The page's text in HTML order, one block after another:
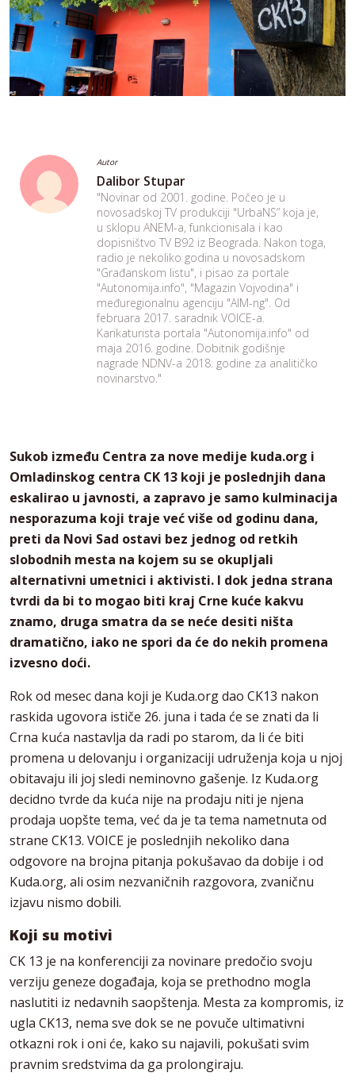
Autor
Dalibor Stupar
"Novinar od 2001. godine. Počeo je u
novosadskoj TV produkciji "UrbaNS” koja je,
u sklopu ANEM-a, funkcionisala i kao
dopisništvo TV B92 iz Beograda. Nakon toga,
radio je nekoliko godina u novosadskom
"Građanskom listu", i pisao za portale
"Autonomija.info", "Magazin Vojvodina" i
međuregionalnu agenciju "AIM-ng". Od
februara 2017. saradnik VOICE-a.
Karikaturista portala "Autonomija.info" od
maja 2016. godine. Dobitnik godišnje
nagrade NDNV-a 2018. godine za analitičko
novinarstvo."
Sukob između Centra za nove medije kuda.org i
Omladinskog centra CK 13 koji je poslednjih dana
eskalirao u javnosti, a zapravo je samo kulminacija
nesporazuma koji traje već više od godinu dana,
preti da Novi Sad ostavi bez jednog od retkih
slobodnih mesta na kojem su se okupljali
alternativni umetnici i aktivisti. I dok jedna strana
tvrdi da bi to mogao biti kraj Crne kuće kakvu
znamo, druga smatra da se neće desiti ništa
dramatično, iako ne spori da će do nekih promena
izvesno doći.
Rok od mesec dana koji je Kuda.org dao CK13 nakon
raskida ugovora ističe 26. juna i tada će se znati da li
Crna kuća nastavlja da radi po starom, da li će biti
promena u delovanju i organizaciji udruženja koja u njoj
obitavaju ili joj sledi neminovno gašenje. Iz Kuda.org
decidno tvrde da kuća nije na prodaju niti je njena
prodaja uopšte tema, već da je ta tema nametnuta od
strane CK13. VOICE je poslednjih nekoliko dana
odgovore na brojna pitanja pokušavao da dobije i od
Kuda.org, ali osim nezvaničnih razgovora, zvaničnu
izjavu nismo dobili.
Koji su motivi
CK 13 je na konferenciji za novinare predočio svoju
verziju geneze događaja, koja se prethodno mogla
naslutiti iz nedavnih saopštenja. Mesta za kompromis, iz
ugla CK13, nema sve dok se ne povuče ultimativni
otkazni rok i oni će, kako su najavili, pokušati svim
pravnim sredstvima da ga prolongiraju.